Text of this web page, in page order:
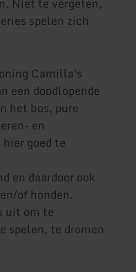
spelen zich
Camilla's
een doodlopende
het bos, pure
en
goed te
en daardoor ook
of honden.
uit om te
spelen, te dromen